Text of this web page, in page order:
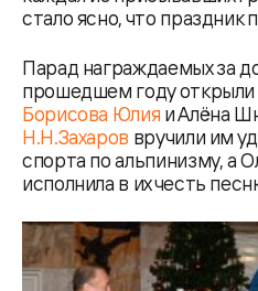
стало ясно, что праздник
Парад награждаемых за
прошедшем году открыли
Борисова Юлия и Алёна
Н.Н.Захаров вручили им
спорта по альпинизму, а
исполнила в их честь